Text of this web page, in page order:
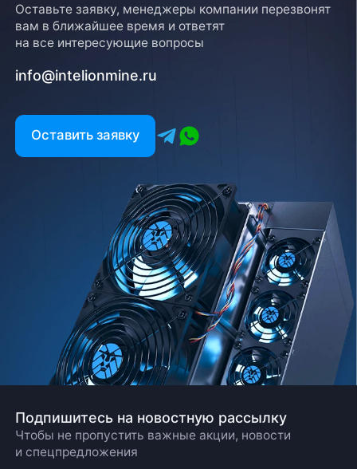
Оставьте заявку, менеджеры компании перезвонят
вам в ближайшее время и ответят
на все интересующие вопросы
info@intelionmine.ru
Оставить заявку
Подпишитесь на новостную рассылку
Чтобы не пропустить важные акции, новости
и спецпредложения